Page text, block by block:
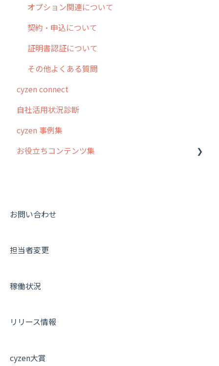
オプション関連について
契約・申込について
証明書認証について
その他よくある質問
cyzen connect
自社活用状況診断
cyzen 事例集
お役立ちコンテンツ集
動画集：共通
お問い合わせ
担当者変更
稼働状況
リリース情報
cyzen大賞